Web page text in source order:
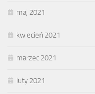
maj 2021
kwiecień 2021
marzec 2021
luty 2021